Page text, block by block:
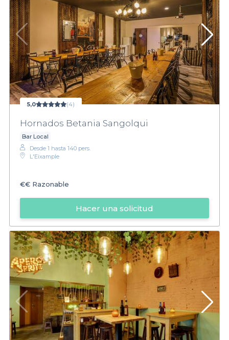
5,0 (4)
Hornados Betania Sangolqui
Bar Local
Desde 1 hasta 140 pers.
L'Eixample
€€ Razonable
Hacer una solicitud